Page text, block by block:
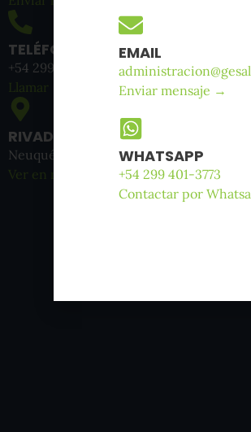
TELÉFONO
+54 299 401-3773
Llamar →
RIVADAVIA 655
Neuquén Capital
Ver en mapa →
EMAIL
Enviar mensaje →
WHATSAPP
+54 299 401-3773
Contactar por